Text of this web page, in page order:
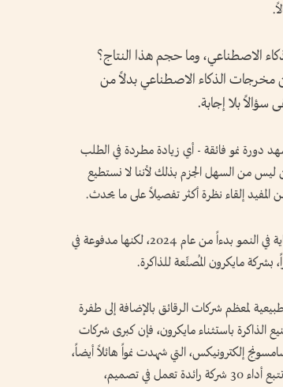
الاصطناعي، وما حجم هذا النتاج؟
مخرجات الذكاء الاصطناعي بدلاً من
سؤالاً بلا إجابة.
دورة نمو فائقة - أي زيادة مطردة في الطلب
ليس من السهل الجزم بذلك لأننا لا نستطيع
إلقاء نظرة أكثر تفصيلاً على ما يحدث.
وعندما ننظر إلى الإيرادات والبيانات الأخرى، نجد زيادة حادة للغاية في النمو بدءاً من عام 2024، لكنها مدفوعة في
بشركة مايكرون المُصنِّعة للذاكرة.
لمعظم شركات الرقائق بالإضافة إلى طفرة
الذاكرة باستثناء مايكرون، فإن كبرى شركات
إلكترونيكس، التي شهدت نمواً هائلاً أيضاً،
ليست مدرجة في مؤشر إس أو إكس، وهو المؤشر الأمريكي الذي يتتبع أداء 30 شركة رائدة تعمل في تصميم،